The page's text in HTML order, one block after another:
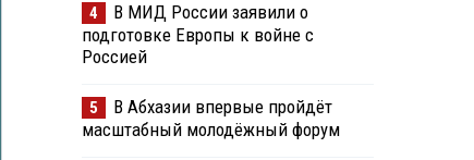
4
В МИД России заявили о
подготовке Европы к войне с
Россией
5
В Абхазии впервые пройдёт
масштабный молодёжный форум